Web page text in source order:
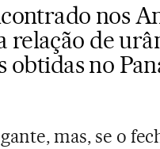
nos
relação de
obtidas no
mas, se o